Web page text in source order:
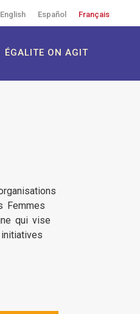
English Español Français
ÉGALITE ON AGIT
Femmes
qui vise